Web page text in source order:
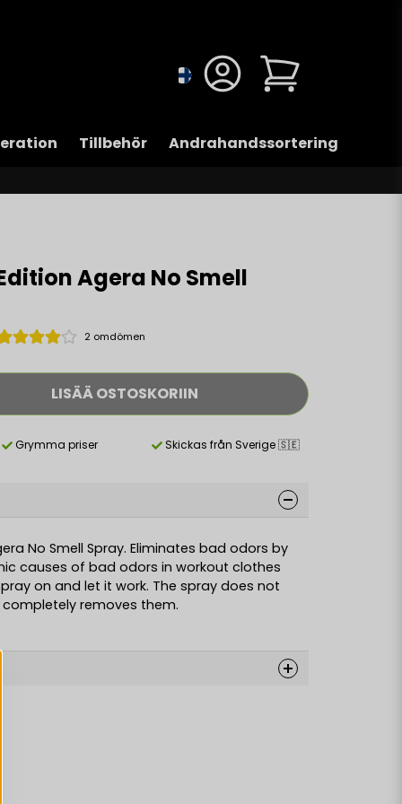
Tillbehör Andrahandssortering
Agera No Smell
2 omdömen
LISÄÄ OSTOSKORIIN
Grymma priser Skickas från Sverige 🇸🇪
No Smell Spray. Eliminates bad odors by
causes of bad odors in workout clothes
on and let it work. The spray does not
removes them.
stanken på